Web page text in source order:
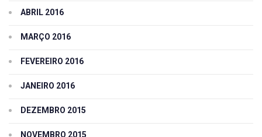
ABRIL 2016
MARÇO 2016
FEVEREIRO 2016
JANEIRO 2016
DEZEMBRO 2015
NOVEMBRO 2015